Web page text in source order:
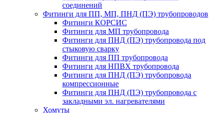
соединений
Фитинги для ПП, МП, ПНД (ПЭ) трубопроводов
Фитинги КОРСИС
Фитинги для МП трубопровода
Фитинги для ПНД (ПЭ) трубопровода под
стыковую сварку
Фитинги для ПП трубопровода
Фитинги для НПВХ трубопровода
Фитинги для ПНД (ПЭ) трубопровода
компрессионные
Фитинги для ПНД (ПЭ) трубопровода с
закладными эл. нагревателями
Хомуты